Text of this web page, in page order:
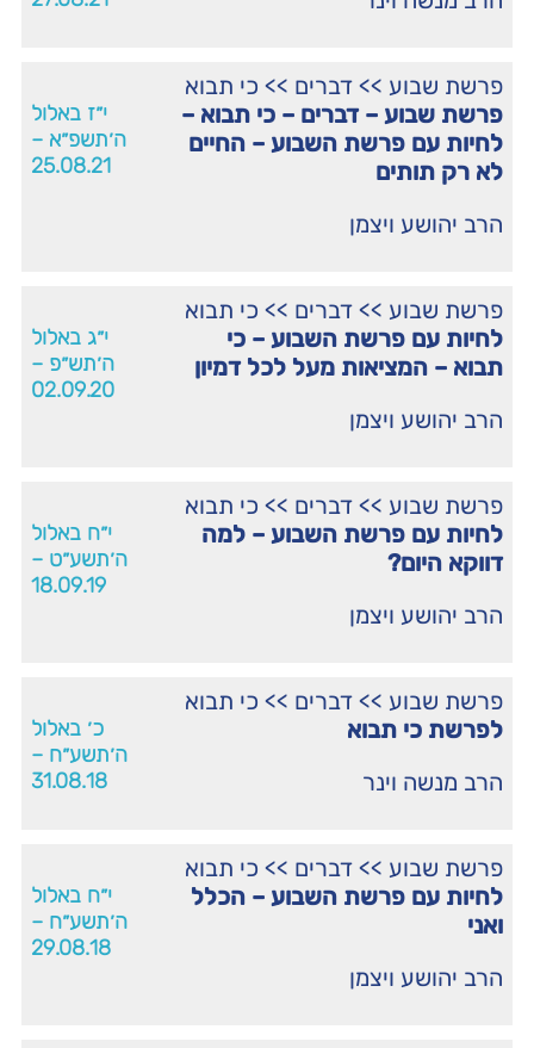
פרשת שבוע >> דברים >> כי תבוא
פרשת שבוע – דברים – כי תבוא –
לחיות עם פרשת השבוע – החיים
לא רק תותים
הרב יהושע ויצמן
י״ז באלול
ה׳תשפ״א –
25.08.21
פרשת שבוע >> דברים >> כי תבוא
לחיות עם פרשת השבוע – כי
תבוא – המציאות מעל לכל דמיון
הרב יהושע ויצמן
י״ג באלול
ה׳תש״פ –
02.09.20
פרשת שבוע >> דברים >> כי תבוא
לחיות עם פרשת השבוע – למה
דווקא היום?
הרב יהושע ויצמן
י״ח באלול
ה׳תשע״ט –
18.09.19
פרשת שבוע >> דברים >> כי תבוא
לפרשת כי תבוא
הרב מנשה וינר
כ׳ באלול
ה׳תשע״ח –
31.08.18
פרשת שבוע >> דברים >> כי תבוא
לחיות עם פרשת השבוע – הכלל
ואני
הרב יהושע ויצמן
י״ח באלול
ה׳תשע״ח –
29.08.18